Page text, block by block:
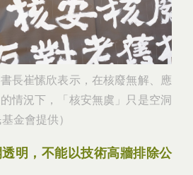
長崔愫欣表示，在核廢無解、應
情況下，「核安無虞」只是空洞
金會提供）
明，不能以技術高牆排除公